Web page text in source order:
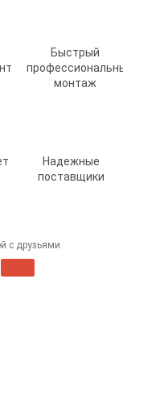
Быстрый
профессиональный
монтаж
Надежные
поставщики
с друзьями